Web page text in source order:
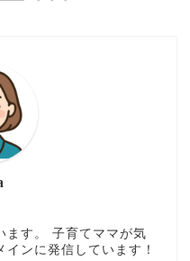
ます。 子育てママが気
ンに発信しています！